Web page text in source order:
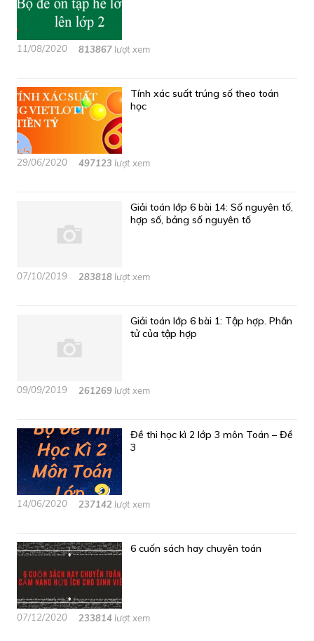
11/08/2020 813867 lượt xem
Tính xác suất trúng số theo toán
học
29/06/2020 497123 lượt xem
Giải toán lớp 6 bài 14: Số nguyên tố,
hợp số, bảng số nguyên tố
07/10/2019 283818 lượt xem
Giải toán lớp 6 bài 1: Tập hợp. Phần
tử của tập hợp
09/09/2019 261269 lượt xem
Đề thi học kì 2 lớp 3 môn Toán – Đề
3
14/06/2020 237142 lượt xem
6 cuốn sách hay chuyên toán
07/12/2020 233814 lượt xem